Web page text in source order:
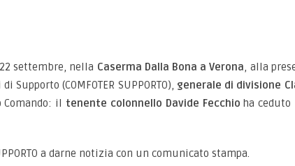
settembre, nella Caserma Dalla Bona a Verona, alla
Supporto (COMFOTER SUPPORTO), generale di divisione
Comando: il tenente colonnello Davide Fecchio ha ceduto
a darne notizia con un comunicato stampa.